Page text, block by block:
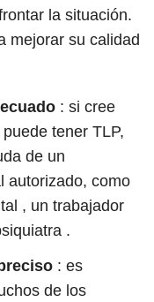
la situación.
mejorar su calidad
: si cree
tener TLP,
de un
autorizado, como
, un trabajador
.
: es
de los